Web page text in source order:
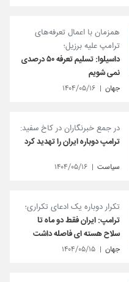
همزمان با اعمال تعرفه‌های
ترامپ علیه برزیل؛
داسیلوا: تسلیم تعرفه ۵۰ درصدی
نمی شویم
جهان ۱۴۰۴/۰۵/۱۶
در جمع خبرنگاران در کاخ سفید:
ترامپ دوباره ایران را تهدید کرد
سیاست ۱۴۰۴/۰۵/۱۶
تکرار دوباره یک ادعای تکراری؛
ترامپ: ایران فقط دو ماه تا
سلاح هسته ای فاصله داشت
جهان ۱۴۰۴/۰۵/۱۵